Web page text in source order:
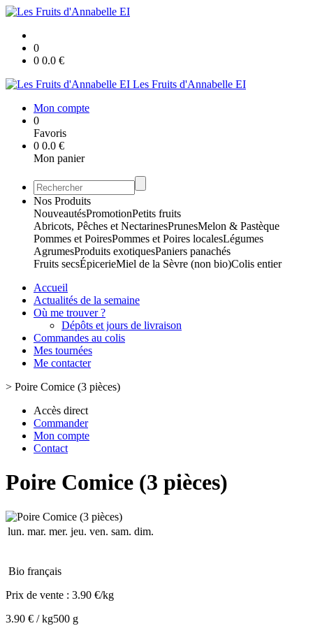
0
0 0.0 €
Les Fruits d'Annabelle EI
Mon compte
0
Favoris
0 0.0 €
Mon panier
Nos Produits
NouveautésPromotionPetits fruits
Abricots, Pêches et NectarinesPrunesMelon & Pastèque
Pommes et PoiresPommes et Poires localesLégumes
AgrumesProduits exotiquesPaniers panachés
Fruits secsÉpicerieMiel de la Sèvre (non bio)Colis entier
Accueil
Actualités de la semaine
Où me trouver ?
Dépôts et jours de livraison
Commandes au colis
Mes tournées
Me contacter
> Poire Comice (3 pièces)
Accès direct
Commander
Mon compte
Contact
Poire Comice (3 pièces)
lun. mar. mer. jeu. ven. sam. dim.
Bio français
Prix de vente : 3.90 €/kg
3.90 € / kg500 g